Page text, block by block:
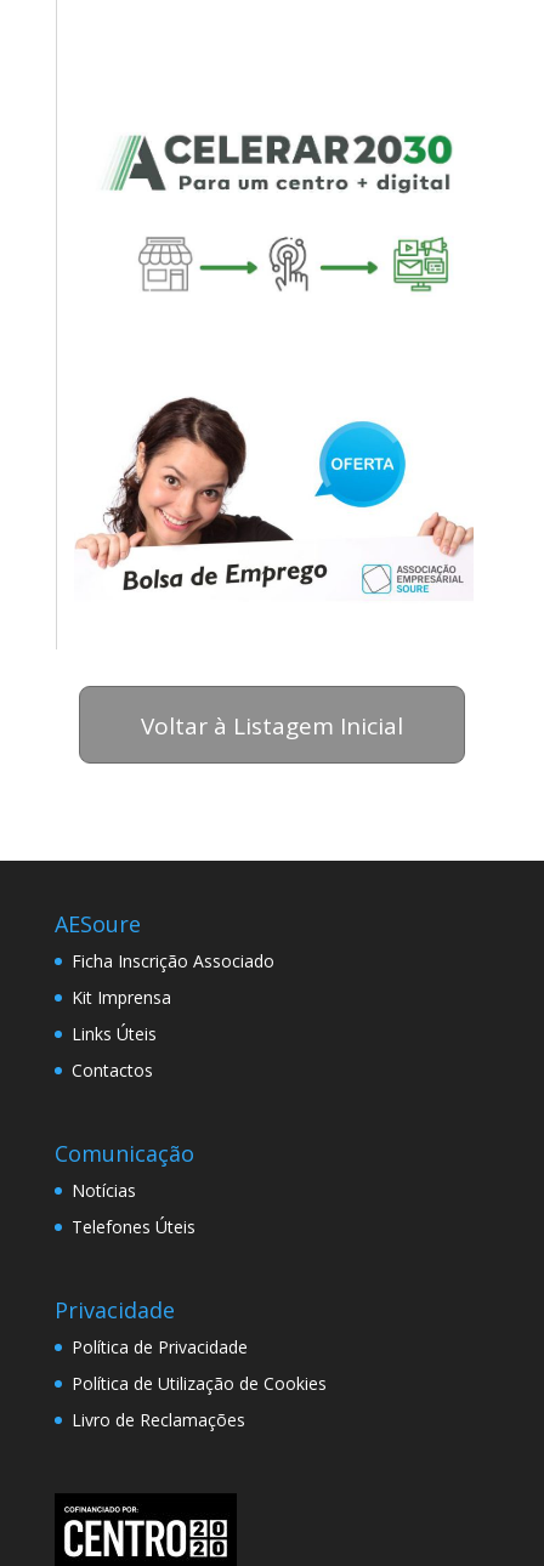
Voltar à Listagem Inicial
AESoure
Ficha Inscrição Associado
Kit Imprensa
Links Úteis
Contactos
Comunicação
Notícias
Telefones Úteis
Privacidade
Política de Privacidade
Política de Utilização de Cookies
Livro de Reclamações